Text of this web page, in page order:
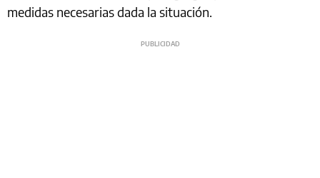
medidas necesarias dada la situación.